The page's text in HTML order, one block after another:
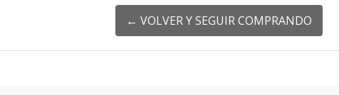
← VOLVER Y SEGUIR COMPRANDO